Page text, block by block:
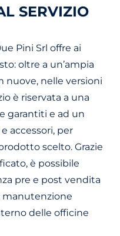
SERVIZIO
Pini Srl offre ai
oltre a un’ampia
nuove, nelle versioni
è riservata a una
garantiti e ad un
accessori, per
scelto. Grazie
è possibile
pre e post vendita
delle officine